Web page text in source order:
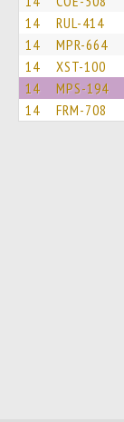
14 RUL-414
14 MPR-664
14 XST-100
14 MPS-194
14 FRM-708